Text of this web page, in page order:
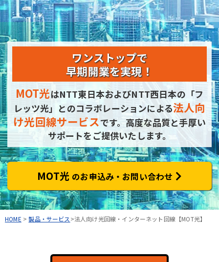
ワンストップで
早期開業を実現！
MOT光はNTT東日本およびNTT西日本の 「フ
レッツ光」とのコラボレーションによる法人向
け光回線サービスです。 高度な品質と手厚い
サポートをご提供いたします。
MOT光 のお申込み・お問い合わせ
HOME >製品・サービス >法人向け光回線・インターネット回線【MOT光】